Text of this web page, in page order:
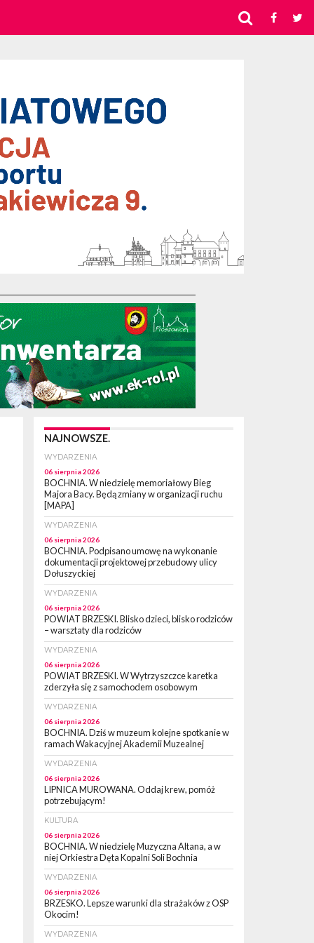
NAJNOWSZE.
WYDARZENIA
06 sierpnia 2026
BOCHNIA. W niedzielę memoriałowy Bieg
Majora Bacy. Będą zmiany w organizacji ruchu
[MAPA]
WYDARZENIA
06 sierpnia 2026
BOCHNIA. Podpisano umowę na wykonanie
dokumentacji projektowej przebudowy ulicy
Dołuszyckiej
WYDARZENIA
06 sierpnia 2026
POWIAT BRZESKI. Blisko dzieci, blisko rodziców
– warsztaty dla rodziców
WYDARZENIA
06 sierpnia 2026
POWIAT BRZESKI. W Wytrzyszczce karetka
zderzyła się z samochodem osobowym
WYDARZENIA
06 sierpnia 2026
BOCHNIA. Dziś w muzeum kolejne spotkanie w
ramach Wakacyjnej Akademii Muzealnej
WYDARZENIA
06 sierpnia 2026
LIPNICA MUROWANA. Oddaj krew, pomóż
potrzebującym!
KULTURA
06 sierpnia 2026
BOCHNIA. W niedzielę Muzyczna Altana, a w
niej Orkiestra Dęta Kopalni Soli Bochnia
WYDARZENIA
06 sierpnia 2026
BRZESKO. Lepsze warunki dla strażaków z OSP
Okocim!
WYDARZENIA